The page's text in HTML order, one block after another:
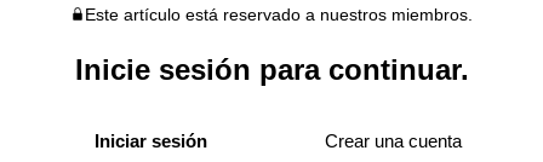
Este artículo está reservado a nuestros miembros.
Inicie sesión para continuar.
Iniciar sesión Crear una cuenta